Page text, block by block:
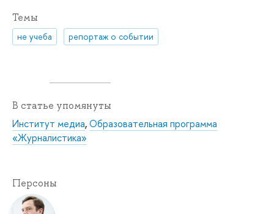
Темы
не учеба репортаж о событии
В статье упомянуты
Институт медиа,Образовательная программа
«Журналистика»
Персоны